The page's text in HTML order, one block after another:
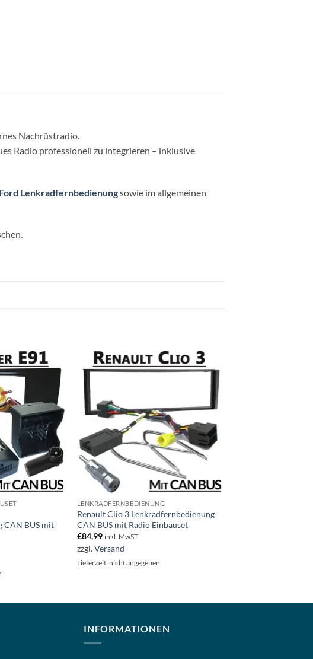
Nachrüstradio.
Radio professionell zu integrieren – inklusive
Ford Lenkradfernbedienungsowie im allgemeinen
CAN BUS mit
LENKRADFERNBEDIENUNG
Renault Clio 3 Lenkradfernbedienung
CAN BUS mit Radio Einbauset
€84,99 inkl. MwST
zzgl.Versand
Lieferzeit: nicht angegeben
INFORMATIONEN